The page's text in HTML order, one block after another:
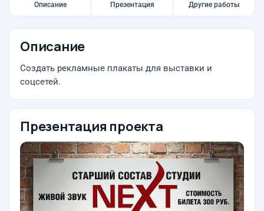
Описание Презентация Другие работы
Описание
Создать рекламные плакаты для выставки и
соцсетей.
Презентация проекта